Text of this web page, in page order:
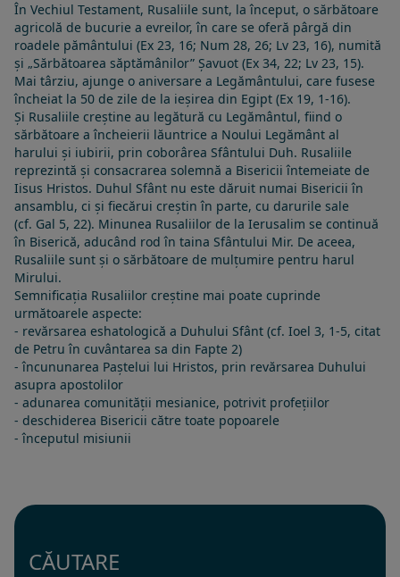
În Vechiul Testament, Rusaliile sunt, la început, o sărbătoare
agricolă de bucurie a evreilor, în care se oferă pârgă din
roadele pământului (Ex 23, 16; Num 28, 26; Lv 23, 16), numită
și „Sărbătoarea săptămânilor” Șavuot (Ex 34, 22; Lv 23, 15).
Mai târziu, ajunge o aniversare a Legământului, care fusese
încheiat la 50 de zile de la ieșirea din Egipt (Ex 19, 1-16).
Și Rusaliile creștine au legătură cu Legământul, fiind o
sărbătoare a încheierii lăuntrice a Noului Legământ al
harului și iubirii, prin coborârea Sfântului Duh. Rusaliile
reprezintă și consacrarea solemnă a Bisericii întemeiate de
Iisus Hristos. Duhul Sfânt nu este dăruit numai Bisericii în
ansamblu, ci și fiecărui creștin în parte, cu darurile sale
(cf. Gal 5, 22). Minunea Rusaliilor de la Ierusalim se continuă
în Biserică, aducând rod în taina Sfântului Mir. De aceea,
Rusaliile sunt și o sărbătoare de mulțumire pentru harul
Mirului.
Semnificația Rusaliilor creștine mai poate cuprinde
următoarele aspecte:
- revărsarea eshatologică a Duhului Sfânt (cf. Ioel 3, 1-5, citat
de Petru în cuvântarea sa din Fapte 2)
- încununarea Paștelui lui Hristos, prin revărsarea Duhului
asupra apostolilor
- adunarea comunității mesianice, potrivit profețiilor
- deschiderea Bisericii către toate popoarele
- începutul misiunii
CĂUTARE